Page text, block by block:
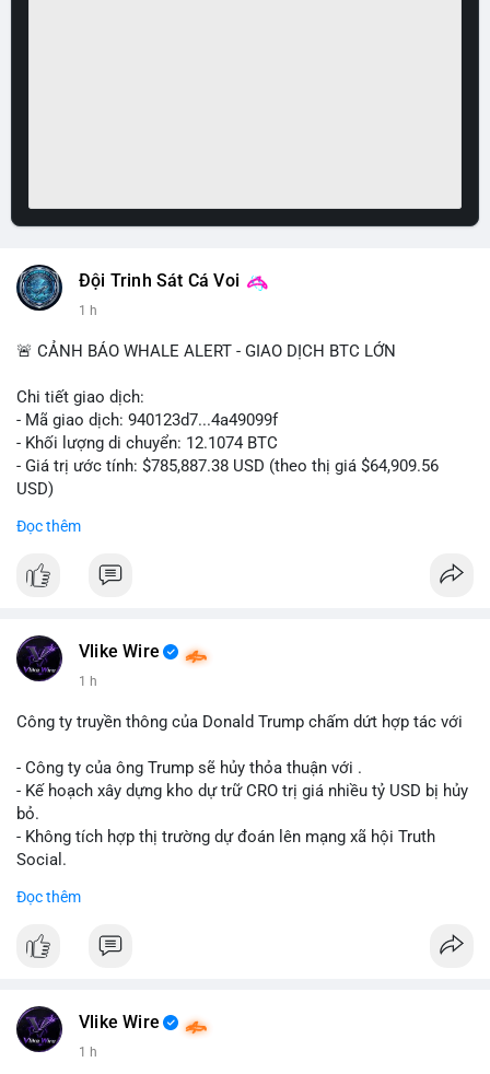
Đội Trinh Sát Cá Voi
1 h
🚨 CẢNH BÁO WHALE ALERT - GIAO DỊCH BTC LỚN
Chi tiết giao dịch:
- Mã giao dịch: 940123d7...4a49099f
- Khối lượng di chuyển: 12.1074 BTC
- Giá trị ước tính: $785,887.38 USD (theo thị giá $64,909.56
USD)
Khối lượng 12.1 BTC tương đương gần 786 nghìn USD được di
Động thái này có thể là bước chuẩn bị thanh khoản để bán ra,
hoặc tái phân bổ tài sản giữa các ví nóng nhằm tối ưu phí giao
thấy cá voi đang thăm dò thanh khoản thị trường trước khi có
Lời khuyên cho nhà đầu tư nhỏ lẻ: Theo dõi xác nhận giao dịch
và dòng tiền tiếp theo từ ví nguồn. Khối lượng này chưa đủ tạo
áp lực bán mạnh, nhưng nếu xuất hiện thêm 2-3 giao dịch
tương tự trong 24 giờ tới, khả năng cao là sóng điều chỉnh
ở vùng giá hiện tại.
#12dot1btc #786kusd
Đọc thêm
Vlike Wire
1 h
Công ty truyền thông của Donald Trump chấm dứt hợp tác với
- Công ty của ông Trump sẽ hủy thỏa thuận với .
- Kế hoạch xây dựng kho dự trữ CRO trị giá nhiều tỷ USD bị hủy
bỏ.
- Không tích hợp thị trường dự đoán lên mạng xã hội Truth
Social.
#binancesquare
$cro
📰 Nguồn: Cointelegraph
Đọc thêm
Vlike Wire
1 h